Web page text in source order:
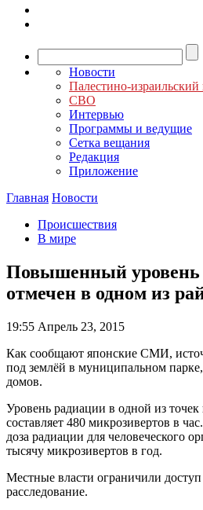
Новости
Палестино-
СВО
Интервью
Программы и ведущие
Сетка вещания
Редакция
Приложение
Главная Новости
Происшествия
В мире
Повышенный уровень
отмечен в одном из
19:55 Апрель 23, 2015
Как сообщают японские СМИ,
под землёй в муниципальном
домов.
Уровень радиации в одной из точек
составляет 480 микрозивертов в
доза радиации для человеческого
тысячу микрозивертов в год.
Местные власти ограничили доступ
расследование.